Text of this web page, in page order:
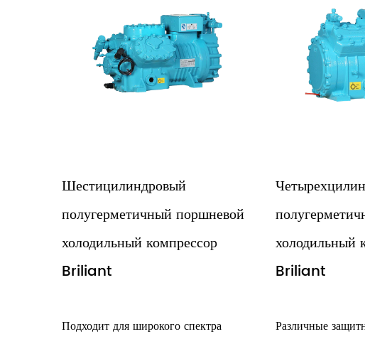
поршневой
компрессор
широкого спектра
Четырехцилиндровый
полугерметичный поршневой
холодильный компрессор
Различные защитные устройства для